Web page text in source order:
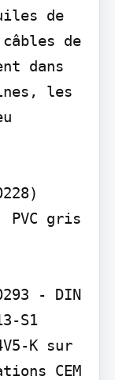
de
de
dans
les
PVC gris
- DIN
S1
K sur
CEM